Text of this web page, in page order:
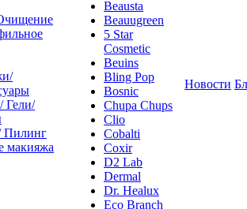
Гели/
Пилинг
макияжа
Beausta
Beauugreen
5 Star
Cosmetic
Beuins
Bling Pop
Bosnic
Chupa Chups
Clio
Cobalti
Coxir
D2 Lab
Dermal
Dr. Healux
Eco Branch
Новости